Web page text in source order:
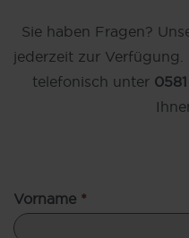
Sie haben Fragen?
jederzeit zur Verfügung.
telefonisch unter
Vorname *